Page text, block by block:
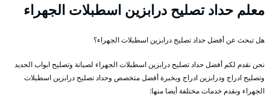
معلم حداد تصليح درابزين اسطبلات الجهراء
هل تبحث عن أفضل حداد تصليح درابزين اسطبلات الجهراء؟
نحن نقدم لكم أفضل حداد تصليح درابزين اسطبلات الجهراء لصيانة وتصليح ابواب الحديد
وتصليح ادراج ودرابزين ادراج وبخبرة أفضل متخصص وحداد تصليح درابزين اسطبلات
الجهراء ونقدم خدمات مختلفة أيضا منها: